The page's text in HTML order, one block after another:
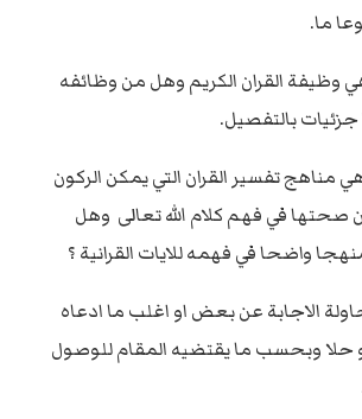
ما.
وظيفة القران الكريم وهل من وظائفه
بالتفصيل.
مناهج تفسير القران التي يمكن الركون
صحتها في فهم كلام الله تعالى وهل
واضحا في فهمه للايات القرانية ؟
الاجابة عن بعض او اغلب ما ادعاه
حلا وبحسب ما يقتضيه المقام للوصول